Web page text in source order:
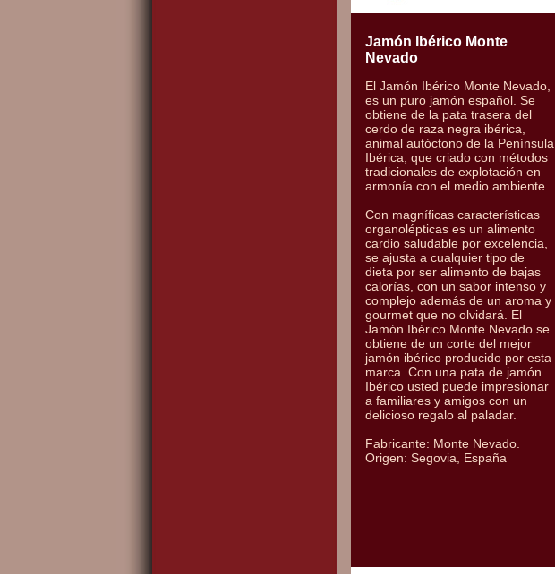
Jamón Ibérico Monte
Nevado
El Jamón Ibérico Monte Nevado,
es un puro jamón español. Se
obtiene de la pata trasera del
cerdo de raza negra ibérica,
animal autóctono de la Península
Ibérica, que criado con métodos
tradicionales de explotación en
armonía con el medio ambiente.
Con magníficas características
organolépticas es un alimento
cardio saludable por excelencia,
se ajusta a cualquier tipo de
dieta por ser alimento de bajas
calorías, con un sabor intenso y
complejo además de un aroma y
gourmet que no olvidará. El
Jamón Ibérico Monte Nevado se
obtiene de un corte del mejor
jamón ibérico producido por esta
marca. Con una pata de jamón
Ibérico usted puede impresionar
a familiares y amigos con un
delicioso regalo al paladar.
Fabricante: Monte Nevado.
Origen: Segovia, España